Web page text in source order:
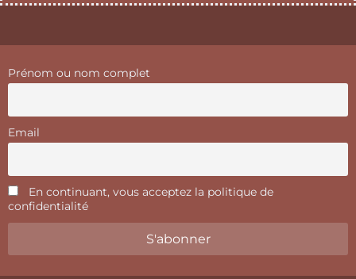
Prénom ou nom complet
Email
En continuant, vous acceptez la politique de
confidentialité